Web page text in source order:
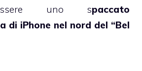
uno spaccato
di iPhone nel nord del “Bel